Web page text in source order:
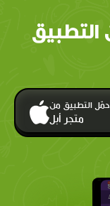
حمّل التطبيق من
متجر أبل